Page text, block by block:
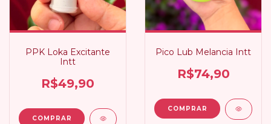
PPK Loka Excitante
Intt
R$49,90
Pico Lub Melancia Intt
R$74,90